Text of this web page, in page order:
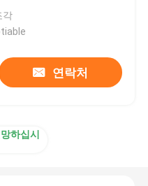
각
연락처
하십시